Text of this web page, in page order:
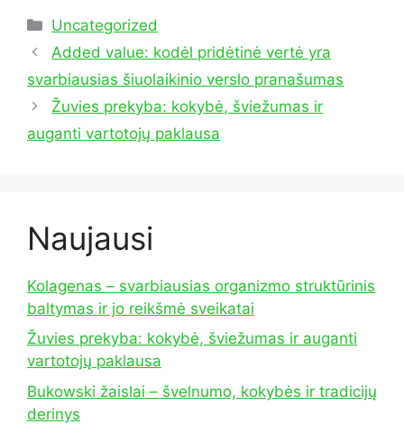
Kategorijos
Uncategorized
Added value: kodėl pridėtinė vertė yra
svarbiausias šiuolaikinio verslo pranašumas
Žuvies prekyba: kokybė, šviežumas ir
auganti vartotojų paklausa
Naujausi
Kolagenas – svarbiausias organizmo struktūrinis
baltymas ir jo reikšmė sveikatai
Žuvies prekyba: kokybė, šviežumas ir auganti
vartotojų paklausa
Bukowski žaislai – švelnumo, kokybės ir tradicijų
derinys